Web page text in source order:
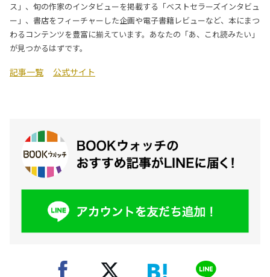
ス」、旬の作家のインタビューを掲載する「ベストセラーズインタビュ
ー」、書店をフィーチャーした企画や電子書籍レビューなど、本にまつ
わるコンテンツを豊富に揃えています。あなたの「あ、これ読みたい」
が見つかるはずです。
記事一覧 公式サイト